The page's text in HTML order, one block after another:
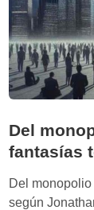
a
j
s
t
i
Del
fantasías
Del
según